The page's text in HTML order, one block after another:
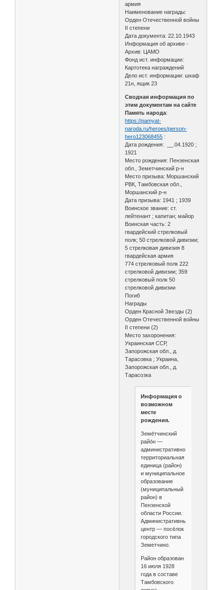
армия
Наименование награды:
Орден Отечественной войны
II степени
Дата документа: 22.10.1943
Информация об архиве -
Архив: ЦАМО
Фонд ист. информации:
Картотека награждений
Дело ист. информации: шкаф
21н, ящик 23
Сводная информация по
этим документам на сайте
Память народа:
https://pamyat-
naroda.ru/heroes/person-
hero123068455 :
Дата рождения: __.04.1920 ;
1921
Место рождения: Пензенская
обл., Земетчинский р-н
Место призыва: Моршанский
РВК, Тамбовская обл.,
Моршанский р-н
Дата призыва: 1941 ; 1939
Воинское звание: ст.
лейтенант ; капитан; майор
Воинская часть: 2
гвардейский стрелковый
полк; 50 стрелковой дивизии;
5 стрелковая дивизия 8
гвардейская армия
774 стрелковый полк 222
стрелковой дивизии; 359
стрелковый полк 50
стрелковой дивизии
Погиб
Награды
Орден Красной Звезды (2)
Орден Отечественной войны
II степени (2)
Место захоронения:
Украинская ССР,
Запорожская обл., д.
Тарасовка ; Украина,
Запорожская обл., д.
Тарасозка
Информация о
возможном
месте
рождения.
Земе́тчинский
райо́н —
административно-
территориальная
единица (район)
и муниципальное
образование
(муниципальный
район) в
Пензенской
области России.
Административный
центр — посёлок
городского типа
Земетчино.
Район образован
16 июля 1928
года в составе
Тамбовского